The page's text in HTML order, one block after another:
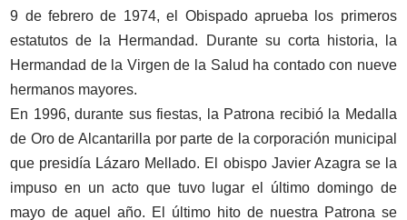
9 de febrero de 1974, el Obispado aprueba los primeros
estatutos de la Hermandad. Durante su corta historia, la
Hermandad de la Virgen de la Salud ha contado con nueve
hermanos mayores.
En 1996, durante sus fiestas, la Patrona recibió la Medalla
de Oro de Alcantarilla por parte de la corporación municipal
que presidía Lázaro Mellado. El obispo Javier Azagra se la
impuso en un acto que tuvo lugar el último domingo de
mayo de aquel año. El último hito de nuestra Patrona se